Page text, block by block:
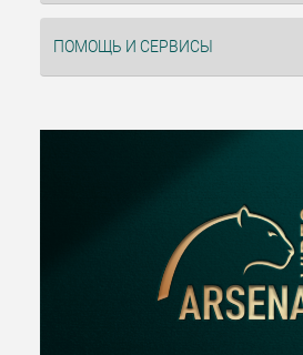
ПОМОЩЬ И СЕРВИСЫ